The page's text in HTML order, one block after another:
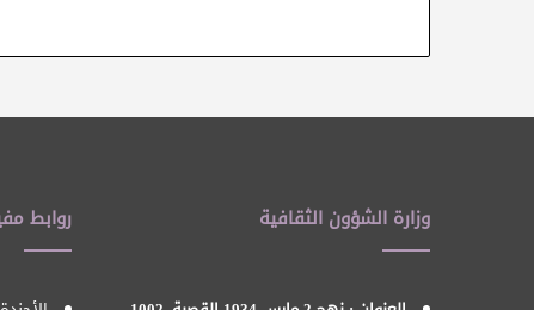
وزارة الشؤون الثقافية روابط